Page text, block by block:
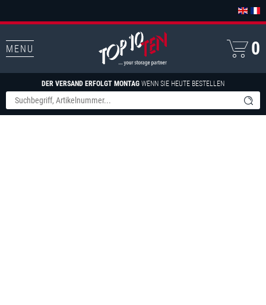
MENU
DER VERSAND ERFOLGT MONTAG WENN SIE HEUTE BESTELLEN
0